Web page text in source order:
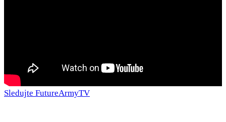
Sledujte FutureArmyTV